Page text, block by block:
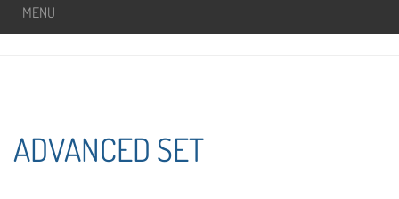
MENU
ADVANCED SET